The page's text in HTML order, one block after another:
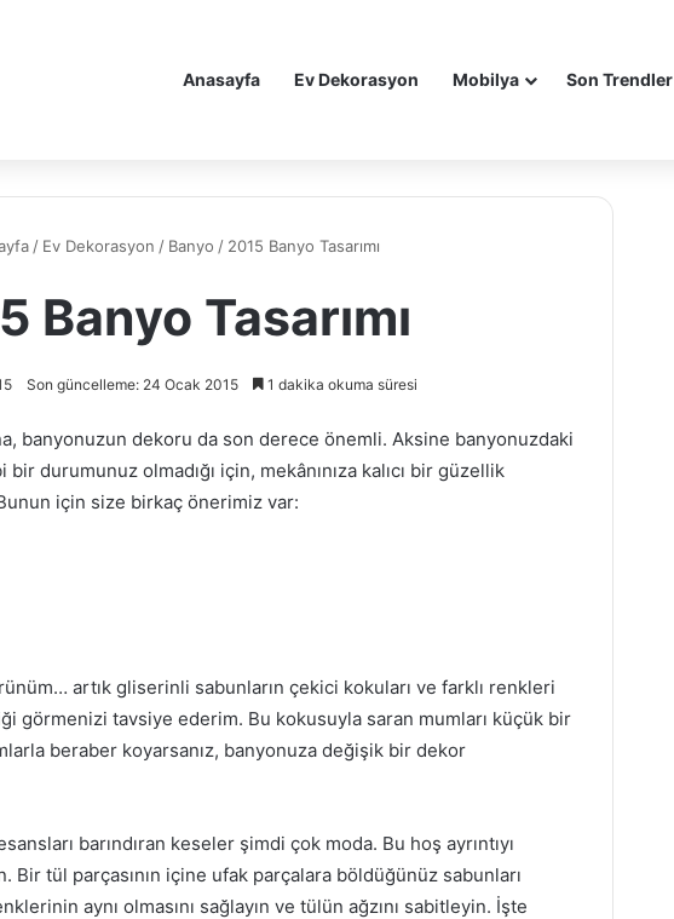
Anasayfa Ev Dekorasyon Mobilya Son Trendler
/ Ev Dekorasyon / Banyo / 2015 Banyo Tasarımı
Banyo Tasarımı
Son güncelleme: 24 Ocak 2015 1 dakika okuma süresi
banyonuzun dekoru da son derece önemli. Aksine banyonuzdaki
durumunuz olmadığı için, mekânınıza kalıcı bir güzellik
için size birkaç önerimiz var:
artık gliserinli sabunların çekici kokuları ve farklı renkleri
görmenizi tavsiye ederim. Bu kokusuyla saran mumları küçük bir
beraber koyarsanız, banyonuza değişik bir dekor
barındıran keseler şimdi çok moda. Bu hoş ayrıntıyı
Bir tül parçasının içine ufak parçalara böldüğünüz sabunları
aynı olmasını sağlayın ve tülün ağzını sabitleyin. İşte